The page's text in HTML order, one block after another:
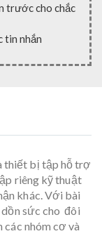
trước cho chắc
tin nhắn
thiết bị tập hỗ trợ
riêng kỹ thuật
khác. Với bài
dồn sức cho đôi
các nhóm cơ và